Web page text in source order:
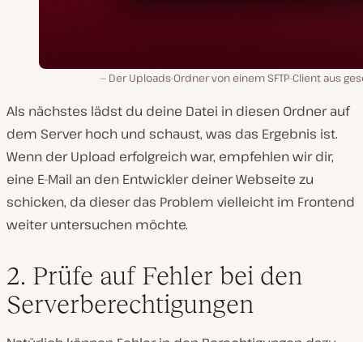
Der Uploads-Ordner von einem SFTP-Client aus
Als nächstes lädst du deine Datei in diesen Ordner auf
dem Server hoch und schaust, was das Ergebnis ist.
Wenn der Upload erfolgreich war, empfehlen wir dir,
eine E-Mail an den Entwickler deiner Webseite zu
schicken, da dieser das Problem vielleicht im Frontend
weiter untersuchen möchte.
2. Prüfe auf Fehler bei den
Serverberechtigungen